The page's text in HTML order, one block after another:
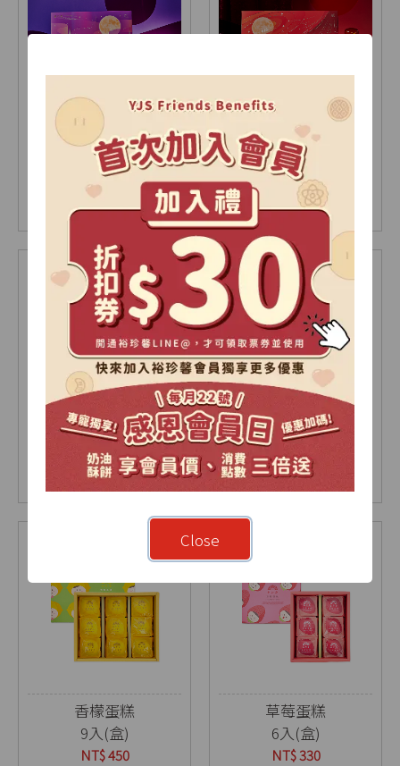
【2026中秋限定】極光
禮盒-A
15入(盒)
NT$ 735
【2026中秋限定】星耀
禮盒-A
18入(盒)
NT$ 905
【2026中秋限定】暖
月-雙層A禮盒
18入(盒)
NT$ 1030
烏豆沙蛋黃酥禮盒
9入(盒)
NT$ 675 NT$ 630
香檬蛋糕
9入(盒)
NT$ 450
草莓蛋糕
6入(盒)
NT$ 330
Close